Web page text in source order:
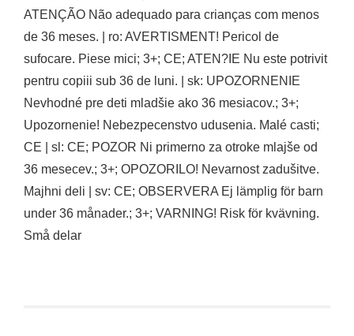
ATENÇÃO Não adequado para crianças com menos
de 36 meses. | ro: AVERTISMENT! Pericol de
sufocare. Piese mici; 3+; CE; ATEN?IE Nu este potrivit
pentru copiii sub 36 de luni. | sk: UPOZORNENIE
Nevhodné pre deti mladšie ako 36 mesiacov.; 3+;
Upozornenie! Nebezpecenstvo udusenia. Malé casti;
CE | sl: CE; POZOR Ni primerno za otroke mlajše od
36 mesecev.; 3+; OPOZORILO! Nevarnost zadušitve.
Majhni deli | sv: CE; OBSERVERA Ej lämplig för barn
under 36 månader.; 3+; VARNING! Risk för kvävning.
Små delar